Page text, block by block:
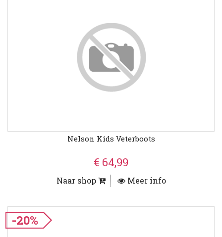
Nelson Kids Veterboots
€ 64,99
Naar shop Meer info
-20%